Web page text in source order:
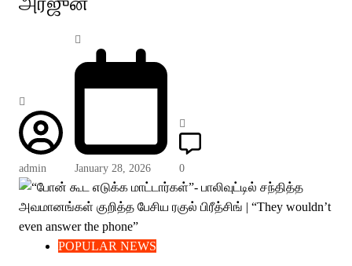
admin January 28, 2026 0
POPULAR NEWS